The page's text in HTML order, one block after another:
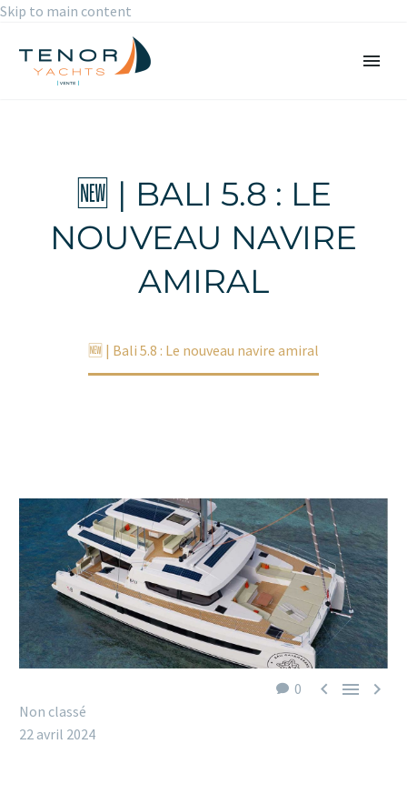
Skip to main content
🆕 | BALI 5.8 : LE
NOUVEAU NAVIRE
AMIRAL
🆕 | Bali 5.8 : Le nouveau navire amiral
0   
Non classé
22 avril 2024